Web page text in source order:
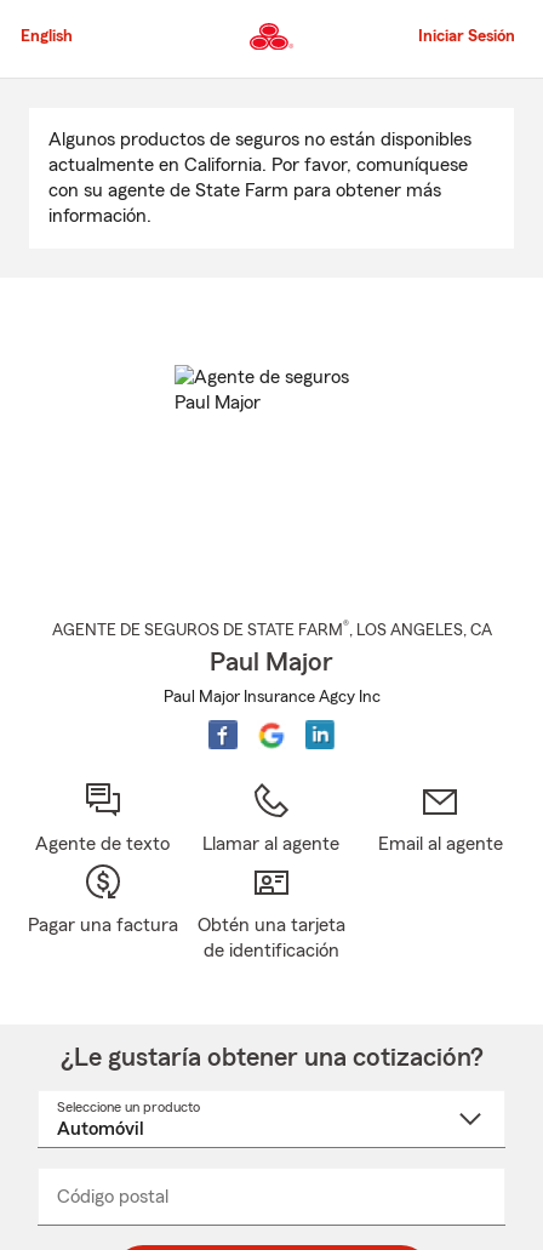
al
principal
English Iniciar Sesión
contenido
principal
Algunos productos de seguros no están disponibles
actualmente en California. Por favor, comuníquese
con su agente de State Farm para obtener más
información.
AGENTE DE SEGUROS DE STATE FARM®, LOS ANGELES, CA
Paul Major
Paul Major Insurance Agcy Inc
Agente de texto Llamar al agente Email al agente
Pagar una factura
Obtén una tarjeta
de identificación
¿Le gustaría obtener una cotización?
Seleccione un producto
desplegable
Código postal
_____